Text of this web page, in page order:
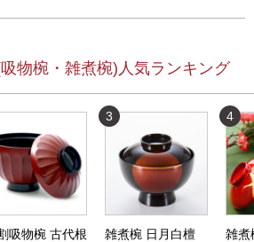
物椀・雑煮椀)人気ランキング
吸物椀 古代根
3
雑煮椀 日月白檀
4
雑煮